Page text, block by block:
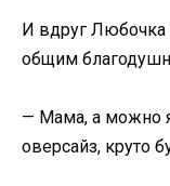
И вдруг Любочка
общим
— Мама, а можно
оверсайз, круто